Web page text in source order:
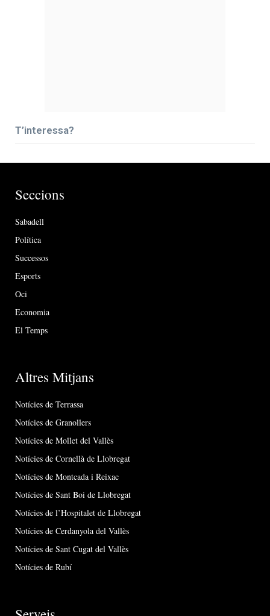
T’interessa?
Seccions
Sabadell
Política
Successos
Esports
Oci
Economia
El Temps
Altres Mitjans
Notícies de Terrassa
Notícies de Granollers
Notícies de Mollet del Vallès
Notícies de Cornellà de Llobregat
Notícies de Montcada i Reixac
Notícies de Sant Boi de Llobregat
Notícies de l’Hospitalet de Llobregat
Notícies de Cerdanyola del Vallès
Notícies de Sant Cugat del Vallès
Notícies de Rubí